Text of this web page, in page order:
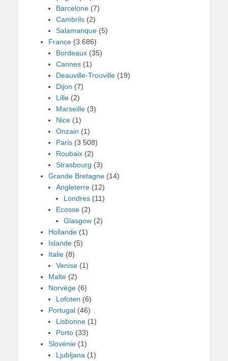
Barcelone (7)
Cambrils (2)
Salamanque (5)
France (3 686)
Bordeaux (35)
Cannes (1)
Deauville-Trouville (19)
Dijon (7)
Lille (2)
Marseille (3)
Nice (1)
Onzain (1)
Paris (3 508)
Roubaix (2)
Strasbourg (3)
Grande Bretagne (14)
Angleterre (12)
Londres (11)
Ecosse (2)
Glasgow (2)
Hollande (1)
Islande (5)
Italie (8)
Venise (1)
Malte (2)
Norvège (6)
Lofoten (6)
Portugal (46)
Lisbonne (1)
Porto (33)
Slovénie (1)
Ljubljana (1)